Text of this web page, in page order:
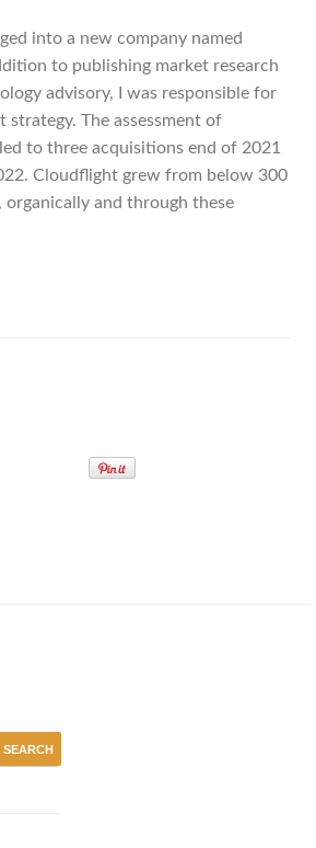
into a new company named
to publishing market research
advisory, I was responsible for
strategy. The assessment of
to three acquisitions end of 2021
Cloudflight grew from below 300
organically and through these